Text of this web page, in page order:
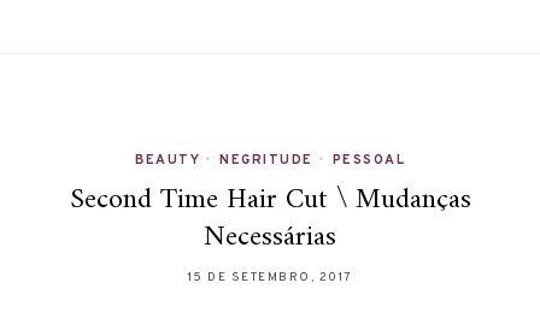
BEAUTY • NEGRITUDE • PESSOAL
Second Time Hair Cut \ Mudanças
Necessárias
15 DE SETEMBRO, 2017